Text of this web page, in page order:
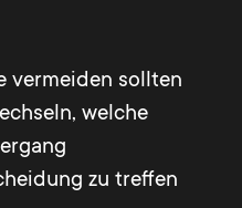
vermeiden sollten
welche
zu treffen